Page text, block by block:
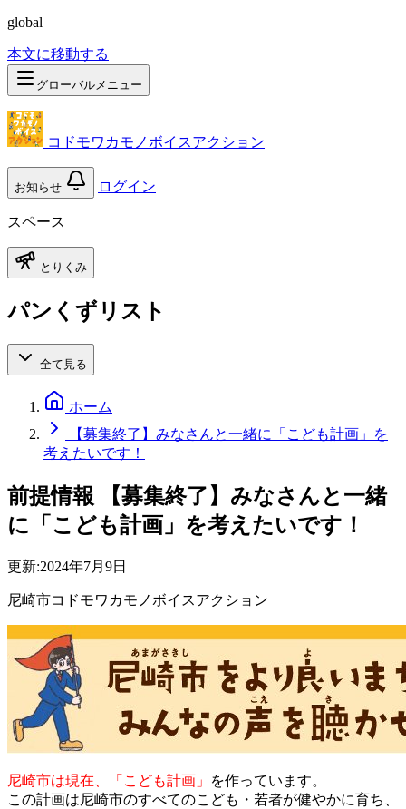
global
本文に移動する
グローバルメニュー
コドモワカモノボイスアクション
お知らせ ログイン
スペース
とりくみ
パンくずリスト
全て見る
ホーム
【募集終了】みなさんと一緒に「こども計画」を
考えたいです！
前提情報
【募集終了】みなさんと一緒
に「こども計画」を考えたいです！
更新:2024年7月9日
尼崎市コドモワカモノボイスアクション
尼崎市は現在、「こども計画」
を作っています。
この計画は尼崎市のすべてのこども・若者が健やかに育ち、